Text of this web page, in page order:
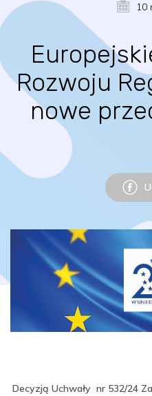
10
Rozwoju
nowe
Decyzją Uchwały nr 532/24